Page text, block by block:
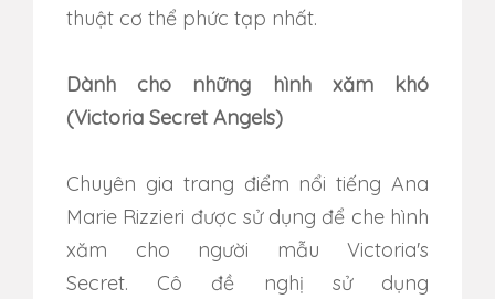
thuật cơ thể phức tạp nhất.
Dành cho những hình xăm khó
(Victoria Secret Angels)
Chuyên gia trang điểm nổi tiếng Ana
Marie Rizzieri được sử dụng để che hình
xăm cho người mẫu Victoria's
Secret. Cô đề nghị sử dụng